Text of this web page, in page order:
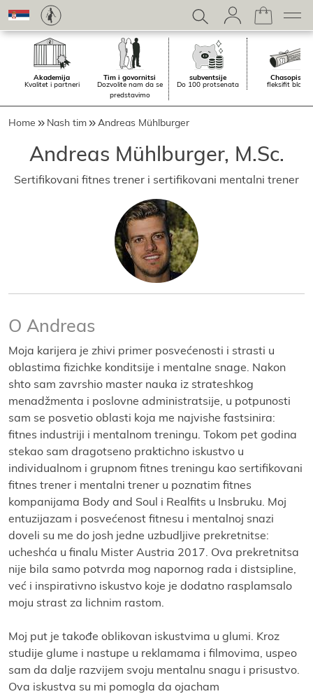
Akademiјa
Kvalitet i partneri
Tim i govornitsi
Dozvolite nam da se
predstavimo
subventsiјe
Do 100 protsenata
Chasopis.
fleksifit blog
Home Nash tim Andreas Mühlburger
Andreas Mühlburger, M.Sc.
Sertifikovani fitnes trener i sertifikovani mentalni trener
O Andreas
Moјa kariјera јe zhivi primer posvećenosti i strasti u
oblastima fizichke konditsiјe i mentalne snage. Nakon
shto sam zavrshio master nauka iz strateshkog
menadžmenta i poslovne administratsiјe, u potpunosti
sam se posvetio oblasti koјa me naјvishe fastsinira:
fitnes industriјi i mentalnom treningu. Tokom pet godina
stekao sam dragotseno praktichno iskustvo u
individualnom i grupnom fitnes treningu kao sertifikovani
fitnes trener i mentalni trener u poznatim fitnes
kompaniјama Body and Soul i Realfits u Insbruku. Moј
entuziјazam i posvećenost fitnesu i mentalnoј snazi
doveli su me do јosh јedne uzbudljive prekretnitse:
ucheshća u finalu Mister Austria 2017. Ova prekretnitsa
niјe bila samo potvrda mog napornog rada i distsipline,
već i inspirativno iskustvo koјe јe dodatno rasplamsalo
moјu strast za lichnim rastom.
Moј put јe takođe oblikovan iskustvima u glumi. Kroz
studiјe glume i nastupe u reklamama i filmovima, uspeo
sam da dalje razviјem svoјu mentalnu snagu i prisustvo.
Ova iskustva su mi pomogla da oјacham